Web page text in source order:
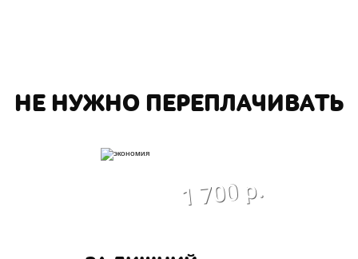
НЕ НУЖНО ПЕРЕПЛАЧИВАТЬ
1 700 р.